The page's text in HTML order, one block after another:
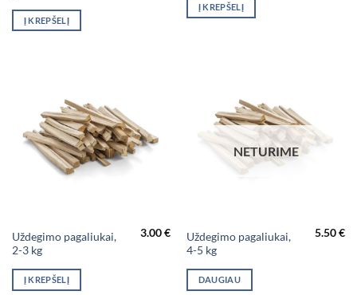
Į KREPŠELĮ
Į KREPŠELĮ
Uždegimo pagaliukai,
2-3 kg
3.00€
Į KREPŠELĮ
NETURIME
Uždegimo pagaliukai,
4-5 kg
5.50€
DAUGIAU